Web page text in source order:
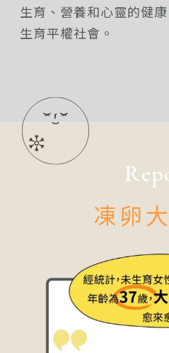
生育、營養和心靈的健
生育平權社會。
凍卵